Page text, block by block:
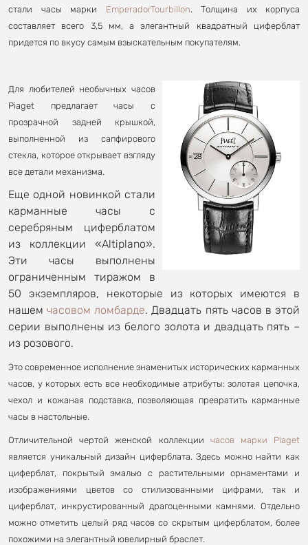
стали часы марки EmperadorTourbillon. Толщина их корпуса
составляет всего 3,5 мм, а элегантный квадратный циферблат
придется по вкусу самым взыскательным покупателям.
Для любителей необычных часов
Piaget предлагает часы с
прозрачной задней крышкой,
выполненной из сапфирового
стекла, которое открывает взгляду
все детали механизма.
Еще одной новинкой стали
карманные часы с
серебряным циферблатом
из коллекции «Altiplano».
Эти часы выполнены
ограниченным тиражом в
50 экземпляров, некоторые из которых имеются в
нашемчасовом ломбарде. Двадцать пять часов в этой
серии выполнены из белого золота и двадцать пять –
из розового.
Это современное исполнение знаменитых исторических карманных
часов, у которых есть все необходимые атрибуты: золотая цепочка,
чехол и кожаная подставка, позволяющая превратить карманные
часы в настольные.
Отличительной чертой женской коллекции часов марки Piaget
является уникальный дизайн циферблата. Здесь можно найти как
циферблат, покрытый эмалью с растительными орнаментами и
изображениями цветов со стилизованными цифрами, так и
циферблат, инкрустированный драгоценными камнями. Отдельно
можно отметить целый ряд часов со скрытым циферблатом, более
похожими на элегантный ювелирный браслет.